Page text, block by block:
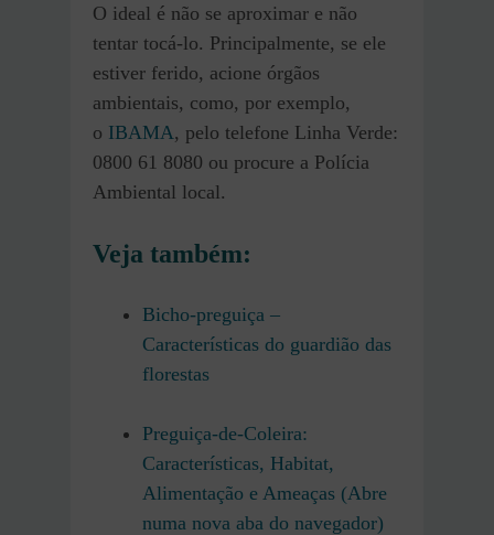
O ideal é não se aproximar e não
tentar tocá-lo. Principalmente, se ele
estiver ferido, acione órgãos
ambientais, como, por exemplo,
o IBAMA, pelo telefone Linha Verde:
0800 61 8080 ou procure a Polícia
Ambiental local.
Veja também:
Bicho-preguiça –
Características do guardião das
florestas
Preguiça-de-Coleira:
Características, Habitat,
Alimentação e Ameaças (Abre
numa nova aba do navegador)